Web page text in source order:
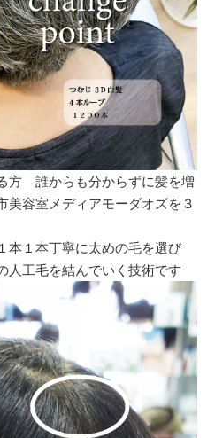
方 誰からも分からずに髪を増
美容室メディアモーダオズを３
本１本丁寧に太めの毛を選び
人工毛を結んでいく技術です